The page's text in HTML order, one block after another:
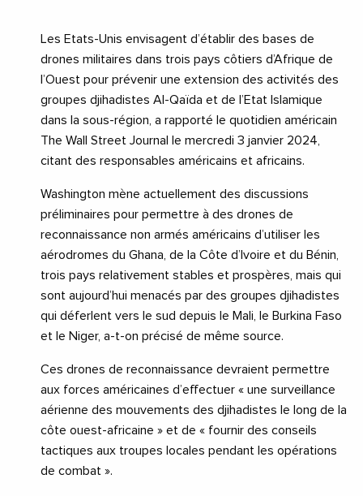
Les Etats-Unis envisagent d’établir des bases de
drones militaires dans trois pays côtiers d’Afrique de
l’Ouest pour prévenir une extension des activités des
groupes djihadistes Al-Qaïda et de l’Etat Islamique
dans la sous-région, a rapporté le quotidien américain
The Wall Street Journal le mercredi 3 janvier 2024,
citant des responsables américains et africains.
Washington mène actuellement des discussions
préliminaires pour permettre à des drones de
reconnaissance non armés américains d’utiliser les
aérodromes du Ghana, de la Côte d’Ivoire et du Bénin,
trois pays relativement stables et prospères, mais qui
sont aujourd’hui menacés par des groupes djihadistes
qui déferlent vers le sud depuis le Mali, le Burkina Faso
et le Niger, a-t-on précisé de même source.
Ces drones de reconnaissance devraient permettre
aux forces américaines d’effectuer « une surveillance
aérienne des mouvements des djihadistes le long de la
côte ouest-africaine » et de « fournir des conseils
tactiques aux troupes locales pendant les opérations
de combat ».